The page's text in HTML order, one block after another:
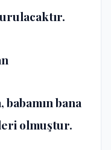
babamın bana
olmuştur.